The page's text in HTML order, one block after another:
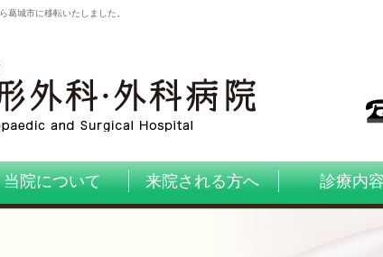
葛城市に移転いたしました。
当院について 来院される方へ 診療内